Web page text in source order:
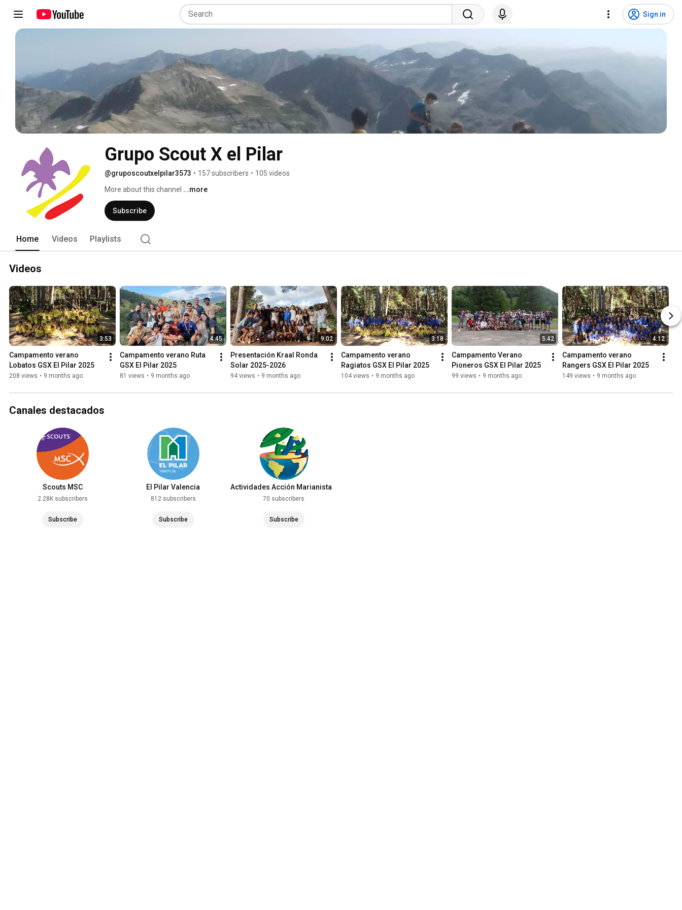
Sign in
Grupo Scout X el Pilar
@gruposcoutxelpilar3573 • 157 subscribers • 105 videos
More about this channel ...more
Subscribe
Home Videos Playlists
Videos
3:53
Campamento verano
Lobatos GSX El Pilar 2025
208 views • 9 months ago
4:45
Campamento verano Ruta
GSX El Pilar 2025
81 views • 9 months ago
9:02
Presentación Kraal Ronda
Solar 2025-2026
94 views • 9 months ago
3:18
Campamento verano
Ragiatos GSX El Pilar 2025
104 views • 9 months ago
5:42
Campamento Verano
Pioneros GSX El Pilar 2025
99 views • 9 months ago
4:12
Campamento verano
Rangers GSX El Pilar 2025
149 views • 9 months ago
Canales destacados
Scouts MSC
2.28K subscribers
Subscribe
El Pilar Valencia
812 subscribers
Subscribe
Actividades Acción Marianista
en España70 subscribers
Subscribe